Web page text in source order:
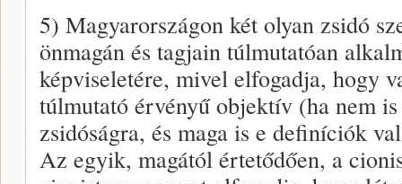
5) Magyarországon két olyan zsidó
önmagán és tagjain túlmutatóan
képviseletére, mivel elfogadja, hogy
túlmutató érvényű objektív (ha nem
zsidóságra, és maga is e definíciók
Az egyik, magától értetődően, a